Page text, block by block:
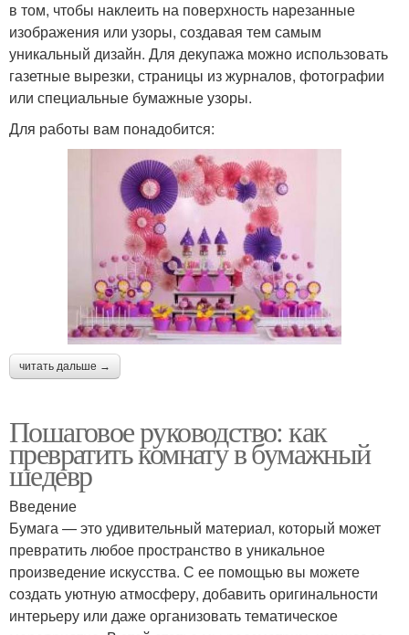
в том, чтобы наклеить на поверхность нарезанные
изображения или узоры, создавая тем самым
уникальный дизайн. Для декупажа можно использовать
газетные вырезки, страницы из журналов, фотографии
или специальные бумажные узоры.
Для работы вам понадобится:
читать дальше →
Пошаговое руководство: как
превратить комнату в бумажный
шедевр
Введение
Бумага — это удивительный материал, который может
превратить любое пространство в уникальное
произведение искусства. С ее помощью вы можете
создать уютную атмосферу, добавить оригинальности
интерьеру или даже организовать тематическое